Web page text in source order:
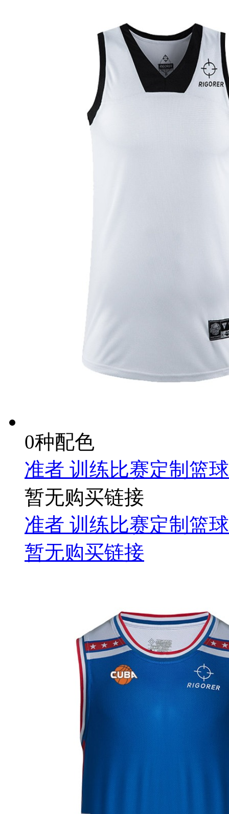
0种配色
准者 训练比赛定制篮
暂无购买链接
准者 训练比赛定制篮
暂无购买链接